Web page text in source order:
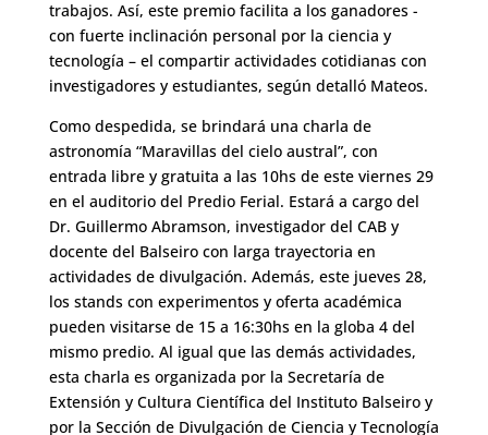
trabajos. Así, este premio facilita a los ganadores -
con fuerte inclinación personal por la ciencia y
tecnología – el compartir actividades cotidianas con
investigadores y estudiantes, según detalló Mateos.
Como despedida, se brindará una charla de
astronomía “Maravillas del cielo austral”, con
entrada libre y gratuita a las 10hs de este viernes 29
en el auditorio del Predio Ferial. Estará a cargo del
Dr. Guillermo Abramson, investigador del CAB y
docente del Balseiro con larga trayectoria en
actividades de divulgación. Además, este jueves 28,
los stands con experimentos y oferta académica
pueden visitarse de 15 a 16:30hs en la globa 4 del
mismo predio. Al igual que las demás actividades,
esta charla es organizada por la Secretaría de
Extensión y Cultura Científica del Instituto Balseiro y
por la Sección de Divulgación de Ciencia y Tecnología